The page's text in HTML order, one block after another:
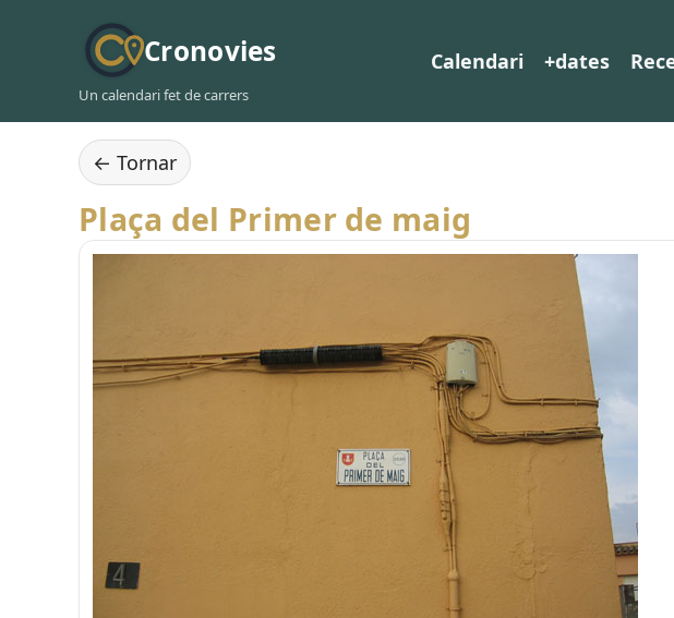
Cronovies
Un calendari fet de carrers
Calendari +dates
← Tornar
Plaça del Primer de maig